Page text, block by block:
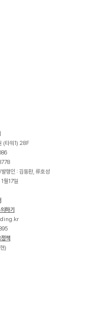
(타워1) 28F
행인 : 김동환, 류호성
월17일
하기
r
k
.
g
n
i
d
책
)